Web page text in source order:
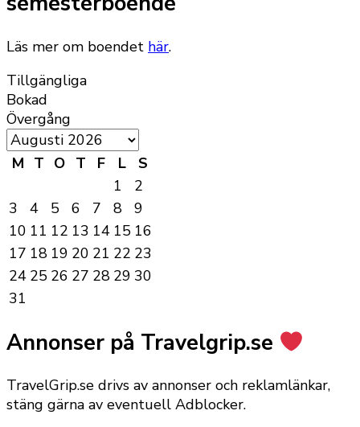
Läs mer om boendet här.
Tillgängliga
Bokad
Övergång
M T O T F L
S
1
2
3
4 5 6 7 8
9
10 11 12 13 14 15 16
17 18 19 20 21 22 23
24 25 26 27 28 29 30
31
Annonser på Travelgrip.se
TravelGrip.se drivs av annonser och reklamlänkar,
stäng gärna av eventuell Adblocker.